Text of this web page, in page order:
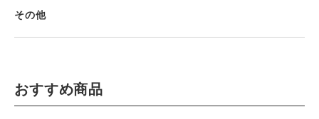
その他
おすすめ商品